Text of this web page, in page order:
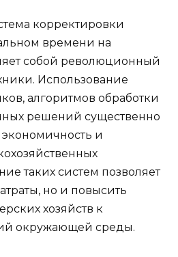
корректировки
времени на
собой революционный
Использование
алгоритмов обработки
решений существенно
и
таких систем позволяет
но и повысить
хозяйств к
окружающей среды.